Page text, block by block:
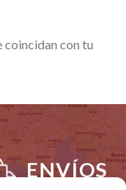
coincidan con tu
ENVÍOS